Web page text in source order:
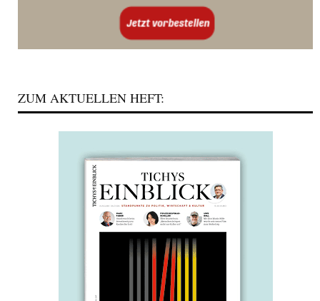
ZUM AKTUELLEN HEFT: